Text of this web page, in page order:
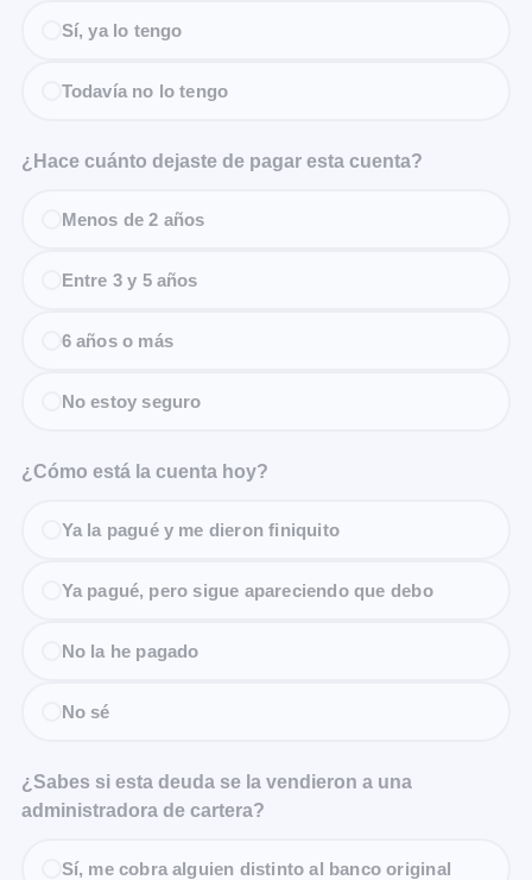
Sí, ya lo tengo
Todavía no lo tengo
¿Hace cuánto dejaste de pagar esta cuenta?
Menos de 2 años
Entre 3 y 5 años
6 años o más
No estoy seguro
¿Cómo está la cuenta hoy?
Ya la pagué y me dieron finiquito
Ya pagué, pero sigue apareciendo que debo
No la he pagado
No sé
¿Sabes si esta deuda se la vendieron a una
administradora de cartera?
Sí, me cobra alguien distinto al banco original